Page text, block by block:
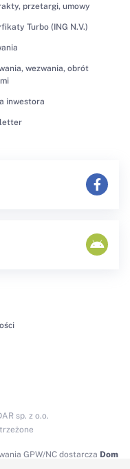
przetargi, umowy
Turbo (ING N.V.)
wezwania, obrót
inwestora
GPW/NC dostarcza Dom
sp. z o.o.